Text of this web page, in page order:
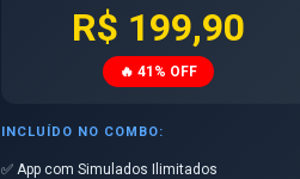
Aluno
R$ 199,90
🔥 41% OFF
INCLUÍDO NO COMBO:
✅ App com Simulados Ilimitados